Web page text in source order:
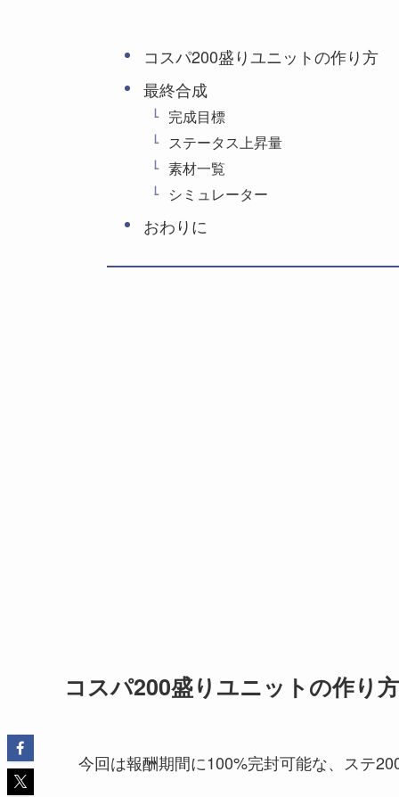
コスパ200盛りユニットの作り方
最終合成
完成目標
ステータス上昇量
素材一覧
シミュレーター
おわりに
コスパ200盛りユニットの作り方
今回は報酬期間に100%完封可能な、ステ